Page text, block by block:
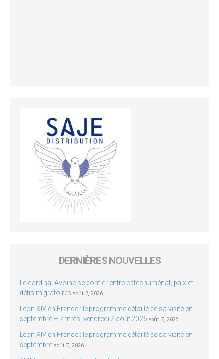
DERNIÈRES NOUVELLES
Le cardinal Aveline se confie : entre catéchuménat, paix et
défis migratoires août 7, 2026
Léon XIV en France : le programme détaillé de sa visite en
septembre – 7 titres, vendredi 7 août 2026 août 7, 2026
Léon XIV en France : le programme détaillé de sa visite en
septembre août 7, 2026